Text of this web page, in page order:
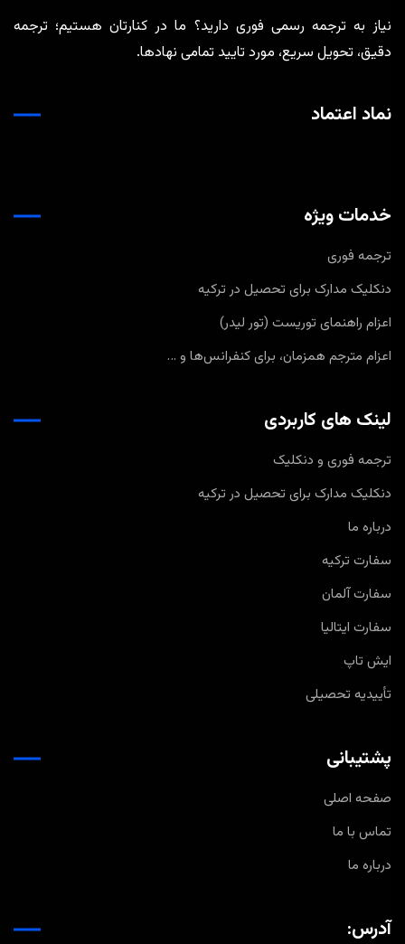
نیاز به ترجمه رسمی فوری دارید؟ ما در کنارتان هستیم؛ ترجمه
دقیق، تحویل سریع، مورد تایید تمامی نهادها.
نماد اعتماد
خدمات ویژه
ترجمه فوری
دنکلیک مدارک برای تحصیل در ترکیه
اعزام راهنمای توریست (تور لیدر)
اعزام مترجم همزمان، برای کنفرانس‌ها و …
لینک های کاربردی
ترجمه فوری و دنکلیک
دنکلیک مدارک برای تحصیل در ترکیه
درباره ما
سفارت ترکیه
سفارت آلمان
سفارت ایتالیا
ایش تاپ
تأییدیه تحصیلی
پشتیبانی
صفحه اصلی
تماس با ما
درباره ما
آدرس: